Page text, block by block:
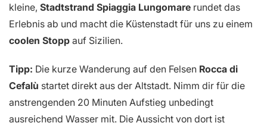
kleine, Stadtstrand Spiaggia Lungomare rundet das
Erlebnis ab und macht die Küstenstadt für uns zu einem
coolen Stopp auf Sizilien.
Tipp: Die kurze Wanderung auf den Felsen Rocca di
Cefalù startet direkt aus der Altstadt. Nimm dir für die
anstrengenden 20 Minuten Aufstieg unbedingt
ausreichend Wasser mit. Die Aussicht von dort ist